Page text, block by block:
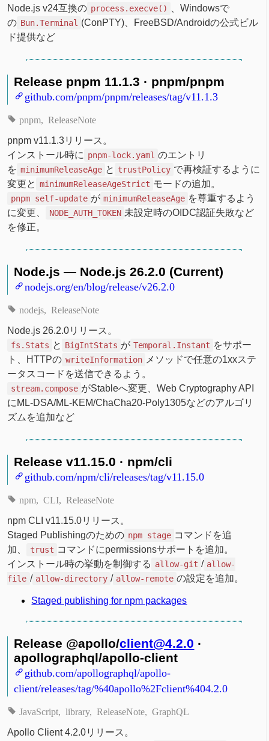
Node.js v24互換の process.execve()
、Windowsで
の Bun.Terminal (ConPTY)、FreeBSD/Androidの公式ビル
ド提供など
Release pnpm 11.1.3 · pnpm/pnpm
github.com/pnpm/pnpm/releases/tag/v11.1.3
pnpm ReleaseNote
pnpm v11.1.3リリース。
インストール時に pnpm-lock.yaml のエントリ
を minimumReleaseAge と trustPolicy で再検証するように
変更と minimumReleaseAgeStrict モードの追加。
pnpm self-update が minimumReleaseAge を尊重するよう
に変更、
NODE_AUTH_TOKEN 未設定時のOIDC認証失敗など
を修正。
Node.js — Node.js 26.2.0 (Current)
nodejs.org/en/blog/release/v26.2.0
nodejs ReleaseNote
Node.js 26.2.0リリース。
fs.Stats と BigIntStats が Temporal.Instant をサポー
ト、HTTPの writeInformation メソッドで任意の1xxステ
ータスコードを送信できるよう。
stream.compose がStableへ変更、Web Cryptography API
にML-DSA/ML-KEM/ChaCha20-Poly1305などのアルゴリ
ズムを追加など
Release v11.15.0 · npm/cli
github.com/npm/cli/releases/tag/v11.15.0
npm CLI ReleaseNote
npm CLI v11.15.0リリース。
Staged Publishingのための npm stage コマンドを追
加、
trust コマンドにpermissionsサポートを追加。
インストール時の挙動を制御する allow-git / allow-
file / allow-directory / allow-remote の設定を追加。
Staged publishing for npm packages
Release @apollo/client@4.2.0 ·
apollographql/apollo-client
github.com/apollographql/apollo-
client/releases/tag/%40apollo%2Fclient%404.2.0
JavaScript library ReleaseNote GraphQL
Apollo Client 4.2.0リリース。